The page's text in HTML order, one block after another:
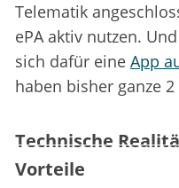
Telematik
ePA aktiv nutzen.
sich dafür eine App
haben bisher ganze
Technische
Vorteile